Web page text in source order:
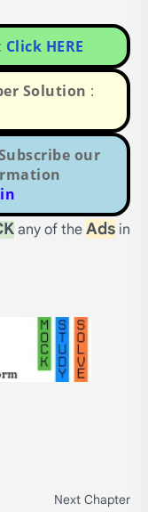
: Click HERE
Solution :
our
any of the Ads in